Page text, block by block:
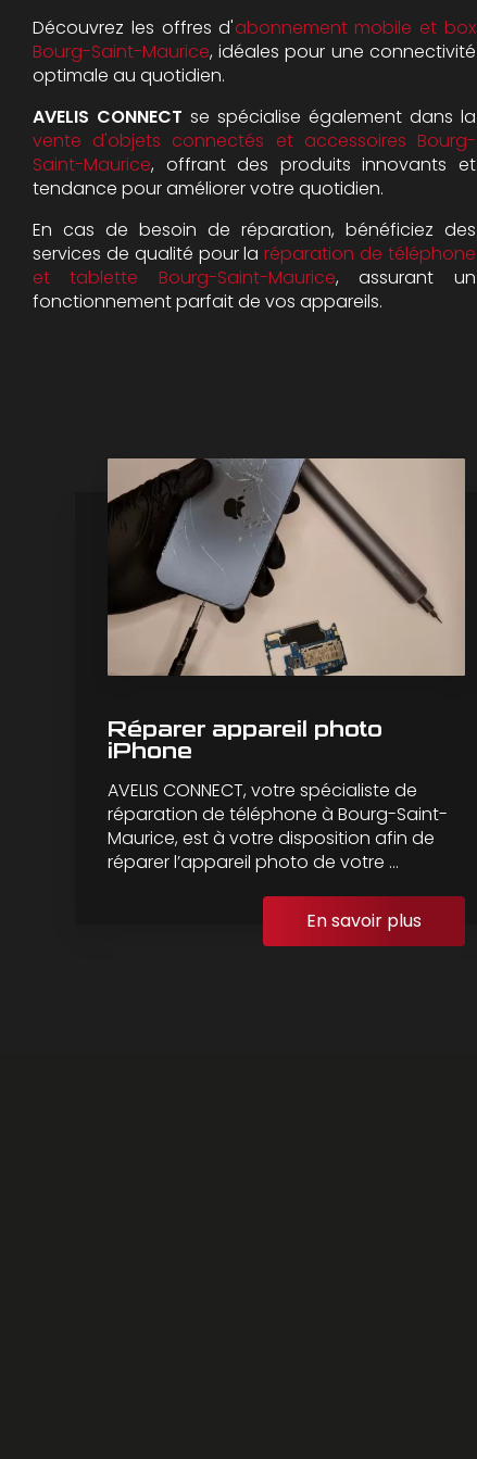
Découvrez les offres d'abonnement mobile et box
Bourg-Saint-Maurice, idéales pour une connectivité
optimale au quotidien.
AVELIS CONNECT se spécialise également dans la
vente d'objets connectés et accessoires Bourg-
Saint-Maurice, offrant des produits innovants et
tendance pour améliorer votre quotidien.
En cas de besoin de réparation, bénéficiez des
services de qualité pour laréparation de téléphone
et tablette Bourg-Saint-Maurice, assurant un
fonctionnement parfait de vos appareils.
Réparer appareil photo
iPhone
AVELIS CONNECT, votre spécialiste de
réparation de téléphone à Bourg-Saint-
Maurice, est à votre disposition afin de
réparer l’appareil photo de votre ...
En savoir plus